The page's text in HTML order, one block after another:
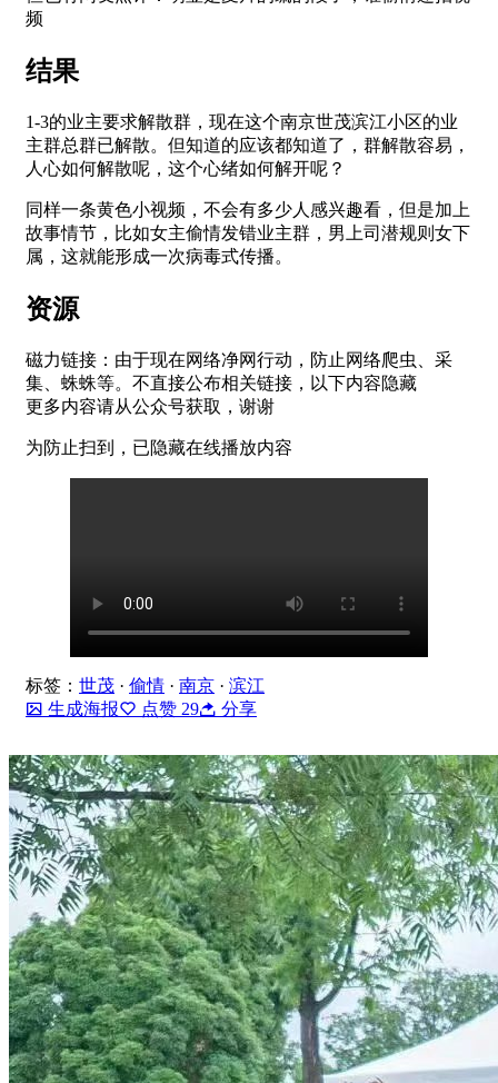
频
结果
1-3的业主要求解散群，现在这个南京世茂滨江小区的业
主群总群已解散。但知道的应该都知道了，群解散容易，
人心如何解散呢，这个心绪如何解开呢？
同样一条黄色小视频，不会有多少人感兴趣看，但是加上
故事情节，比如女主偷情发错业主群，男上司潜规则女下
属，这就能形成一次病毒式传播。
资源
磁力链接：由于现在网络净网行动，防止网络爬虫、采
集、蛛蛛等。不直接公布相关链接，以下内容隐藏
更多内容请从公众号获取，谢谢
为防止扫到，已隐藏在线播放内容
标签： 世茂 · 偷情 · 南京 · 滨江
生成海报
点赞 29 分享